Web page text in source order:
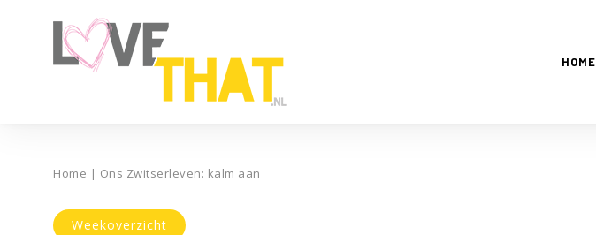
HOME
Home | Ons Zwitserleven: kalm aan
Weekoverzicht